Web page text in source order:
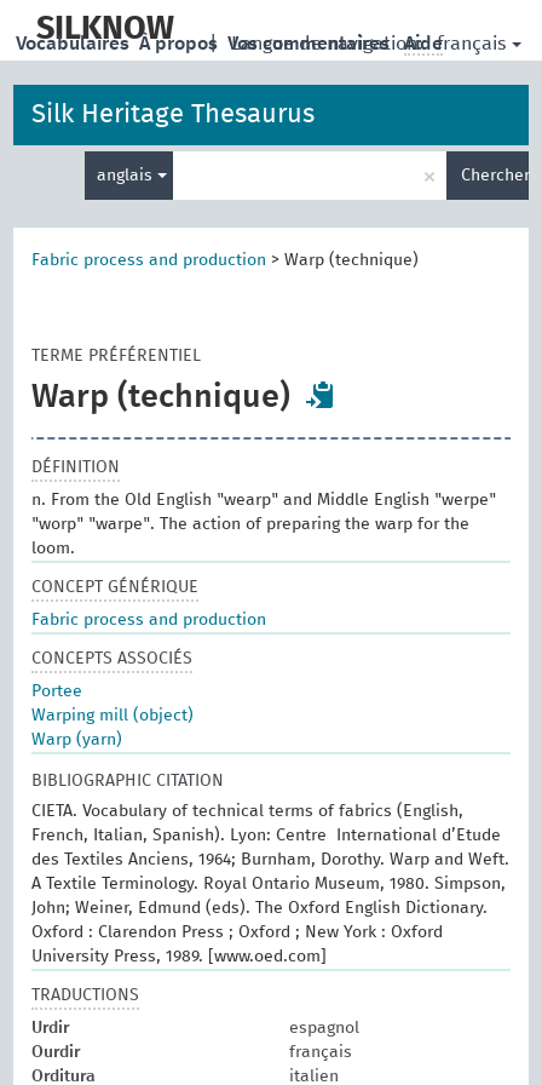
main
SILKNOW | Langue de navigation: français
Vocabulaires À propos Vos commentaires Aide
Silk Heritage Thesaurus
anglais
de
recherche
× Chercher
Fabric process and production >Warp (technique)
TERME PRÉFÉRENTIEL
Warp (technique)
DÉFINITION
n. From the Old English "wearp" and Middle English "werpe"
"worp" "warpe". The action of preparing the warp for the
loom.
CONCEPT GÉNÉRIQUE
Fabric process and production
CONCEPTS ASSOCIÉS
Portee
Warping mill (object)
Warp (yarn)
BIBLIOGRAPHIC CITATION
CIETA. Vocabulary of technical terms of fabrics (English,
French, Italian, Spanish). Lyon: Centre International d’Etude
des Textiles Anciens, 1964; Burnham, Dorothy. Warp and Weft.
A Textile Terminology. Royal Ontario Museum, 1980. Simpson,
John; Weiner, Edmund (eds). The Oxford English Dictionary.
Oxford : Clarendon Press ; Oxford ; New York : Oxford
University Press, 1989. [www.oed.com]
TRADUCTIONS
Urdir
espagnol
Ourdir
français
Orditura
italien